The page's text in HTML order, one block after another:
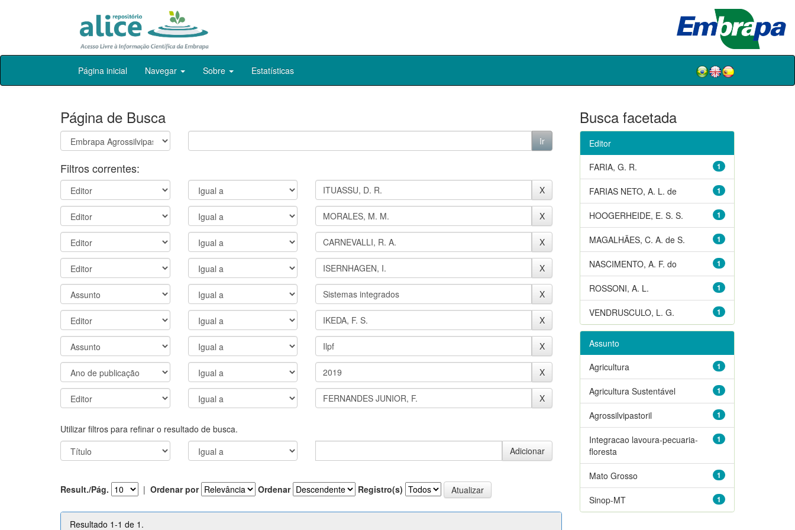
Skip
Página inicial Navegar Sobre Estatísticas
Página de Busca
Filtros correntes:
Utilizar filtros para refinar o resultado de busca.
Result./Pág. | Ordenar por Ordenar Registro(s)
Resultado 1-1 de 1.
Busca facetada
Editor
1
FARIA, G. R.
1
FARIAS NETO, A. L. de
1
HOOGERHEIDE, E. S. S.
1
MAGALHÃES, C. A. de S.
1
NASCIMENTO, A. F. do
1
ROSSONI, A. L.
1
VENDRUSCULO, L. G.
Assunto
1
Agricultura
1
Agricultura Sustentável
1
Agrossilvipastoril
1
Integracao lavoura-pecuaria-
floresta
1
Mato Grosso
1
Sinop-MT